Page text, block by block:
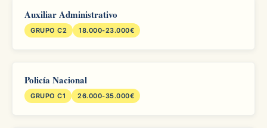
Auxiliar Administrativo
GRUPO C2 18.000-23.000€
Policía Nacional
GRUPO C1 26.000-35.000€